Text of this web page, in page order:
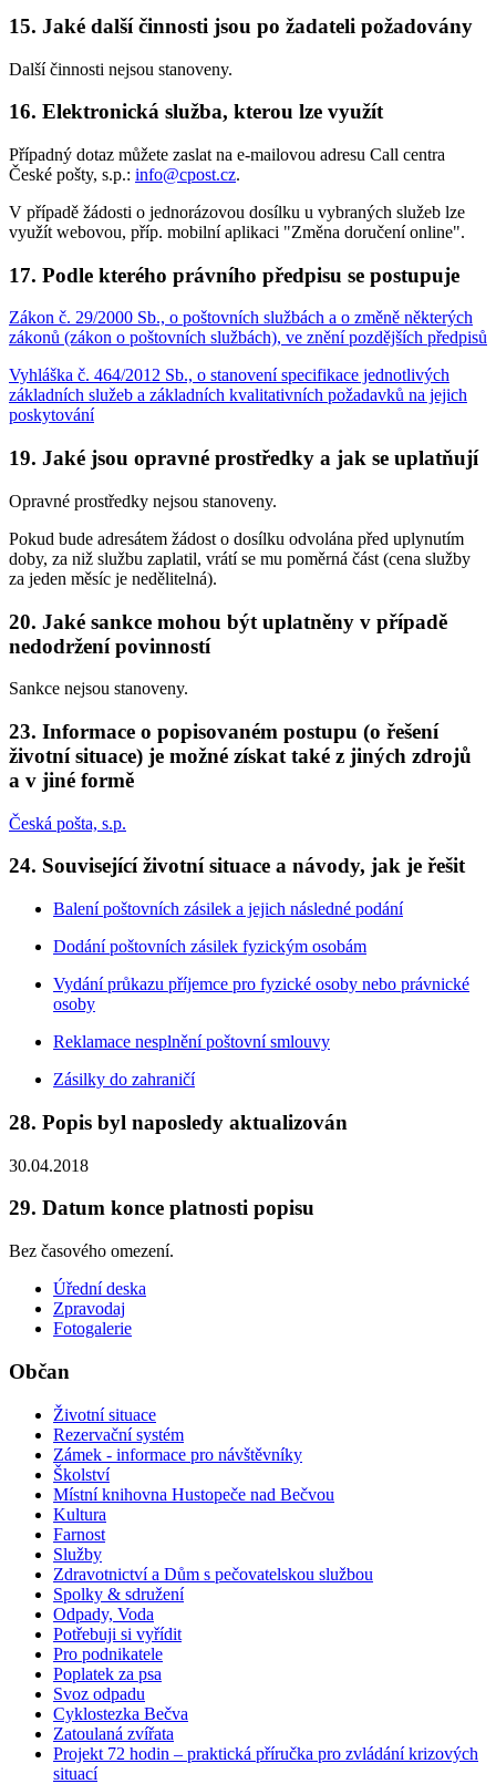
15. Jaké další činnosti jsou po žadateli požadovány
Další činnosti nejsou stanoveny.
16. Elektronická služba, kterou lze využít
Případný dotaz můžete zaslat na e-mailovou adresu Call centra
České pošty, s.p.: info@cpost.cz.
V případě žádosti o jednorázovou dosílku u vybraných služeb lze
využít webovou, příp. mobilní aplikaci "Změna doručení online".
17. Podle kterého právního předpisu se postupuje
Zákon č. 29/2000 Sb., o poštovních službách a o změně některých
zákonů (zákon o poštovních službách), ve znění pozdějších předpisů
Vyhláška č. 464/2012 Sb., o stanovení specifikace jednotlivých
základních služeb a základních kvalitativních požadavků na jejich
poskytování
19. Jaké jsou opravné prostředky a jak se uplatňují
Opravné prostředky nejsou stanoveny.
Pokud bude adresátem žádost o dosílku odvolána před uplynutím
doby, za niž službu zaplatil, vrátí se mu poměrná část (cena služby
za jeden měsíc je nedělitelná).
20. Jaké sankce mohou být uplatněny v případě
nedodržení povinností
Sankce nejsou stanoveny.
23. Informace o popisovaném postupu (o řešení
životní situace) je možné získat také z jiných zdrojů
a v jiné formě
Česká pošta, s.p.
24. Související životní situace a návody, jak je řešit
Balení poštovních zásilek a jejich následné podání
Dodání poštovních zásilek fyzickým osobám
Vydání průkazu příjemce pro fyzické osoby nebo právnické
osoby
Reklamace nesplnění poštovní smlouvy
Zásilky do zahraničí
28. Popis byl naposledy aktualizován
30.04.2018
29. Datum konce platnosti popisu
Bez časového omezení.
Úřední deska
Zpravodaj
Fotogalerie
Občan
Životní situace
Rezervační systém
Zámek - informace pro návštěvníky
Školství
Místní knihovna Hustopeče nad Bečvou
Kultura
Farnost
Služby
Zdravotnictví a Dům s pečovatelskou službou
Spolky & sdružení
Odpady, Voda
Potřebuji si vyřídit
Pro podnikatele
Poplatek za psa
Svoz odpadu
Cyklostezka Bečva
Zatoulaná zvířata
Projekt 72 hodin – praktická příručka pro zvládání krizových
situací